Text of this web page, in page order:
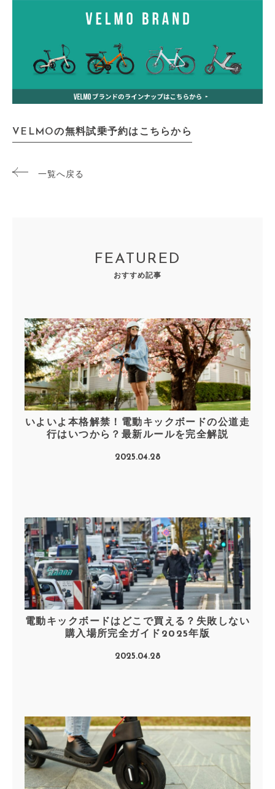
VELMOの無料試乗予約はこちらから
一覧へ戻る
FEATURED
おすすめ記事
いよいよ本格解禁！電動キックボードの公道走
行はいつから？最新ルールを完全解説
2025.04.28
電動キックボードはどこで買える？失敗しない
購入場所完全ガイド2025年版
2025.04.28